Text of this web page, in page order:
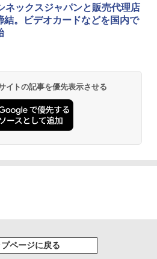
ネックスジャパンと販売代理店
結。ビデオカードなどを国内で
イトの記事を優先表示させる
プページに戻る